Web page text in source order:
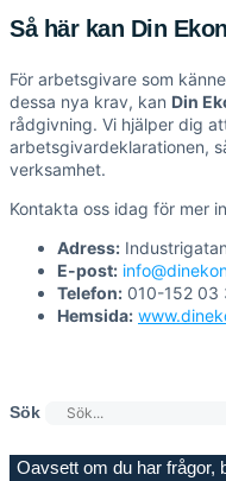
Så här kan Din
För arbetsgivare som
dessa nya krav, kan Din
rådgivning. Vi hjälper dig
arbetsgivardeklarationen,
verksamhet.
Kontakta oss idag för mer
Adress:
E-post:
Telefon: 010-152 03
Hemsida:
Sök
Oavsett om du har frågor,